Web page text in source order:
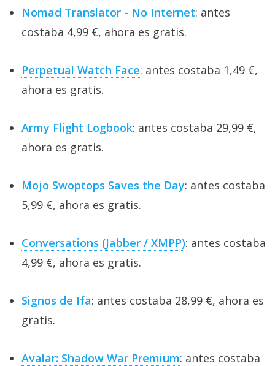
Nomad Translator - No Internet: antes
costaba 4,99 €, ahora es gratis.
Perpetual Watch Face: antes costaba 1,49 €,
ahora es gratis.
Army Flight Logbook: antes costaba 29,99 €,
ahora es gratis.
Mojo Swoptops Saves the Day: antes costaba
5,99 €, ahora es gratis.
Conversations (Jabber / XMPP): antes costaba
4,99 €, ahora es gratis.
Signos de Ifa: antes costaba 28,99 €, ahora es
gratis.
Avalar: Shadow War Premium: antes costaba